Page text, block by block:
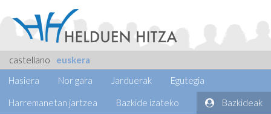
castellano
euskera
Hasiera
Nor gara Jarduerak Egutegia
Harremanetan jartzea Bazkide izateko Bazkideak